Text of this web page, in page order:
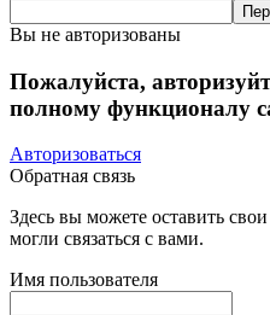
Вы не авторизованы
Пожалуйста,
полному функционалу
Авторизоваться
Обратная связь
Здесь вы можете оставить
могли связаться с вами.
Имя пользователя